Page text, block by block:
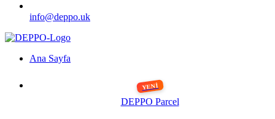
info@deppo.uk
Ana Sayfa
DEPPO Parcel